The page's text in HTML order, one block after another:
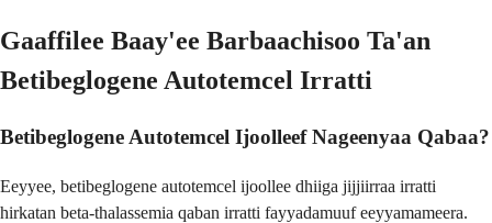
Gaaffilee Baay'ee Barbaachisoo Ta'an
Betibeglogene Autotemcel Irratti
Betibeglogene Autotemcel Ijoolleef Nageenyaa Qabaa?
Eeyyee, betibeglogene autotemcel ijoollee dhiiga jijjiirraa irratti
hirkatan beta-thalassemia qaban irratti fayyadamuuf eeyyamameera.